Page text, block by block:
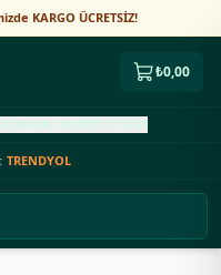
KARGO ÜCRETSİZ!
₺0,00
MARKALARIMIZ İLETİŞİM
TRENDYOL